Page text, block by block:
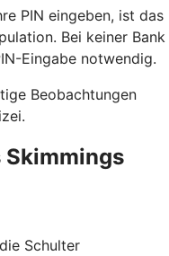
PIN eingeben, ist das
Bei keiner Bank
Eingabe notwendig.
Beobachtungen
Skimmings
Schulter